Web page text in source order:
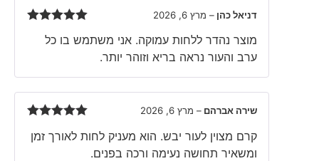
of 5
דניאל כהן – מרץ 6, 2026
מוצר נהדר ללחות עמוקה. אני משתמש בו כל
ערב והעור נראה בריא וזוהר יותר.
of 5
שירה אברהם – מרץ 6, 2026
קרם מצוין לעור יבש. הוא מעניק לחות לאורך זמן
ומשאיר תחושה נעימה ורכה בפנים.